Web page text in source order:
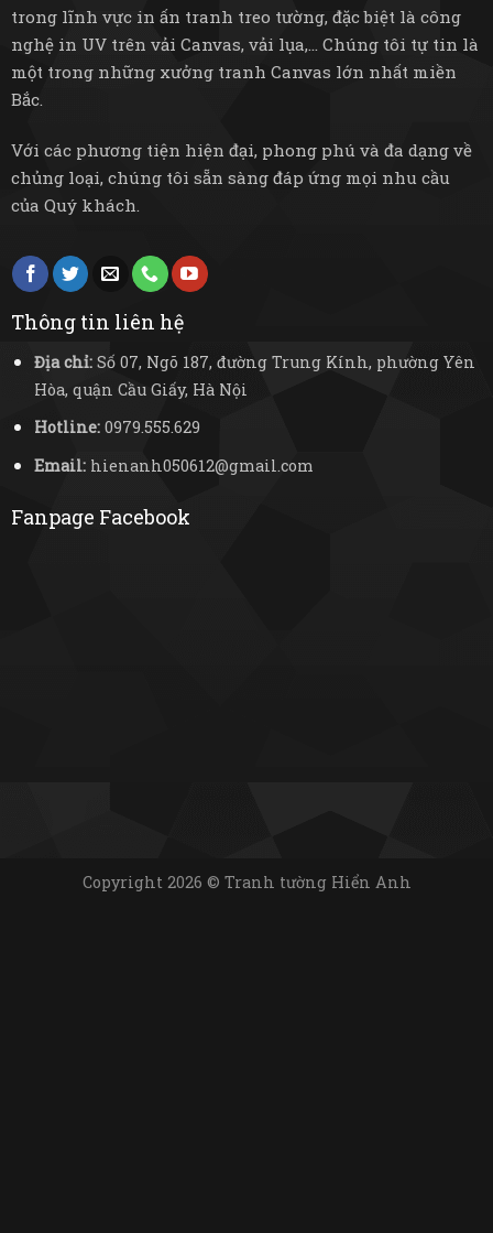
trong lĩnh vực in ấn tranh treo tường, đặc biệt là công
nghệ in UV trên vải Canvas, vải lụa,... Chúng tôi tự tin là
một trong những xưởng tranh Canvas lớn nhất miền
Bắc.
Với các phương tiện hiện đại, phong phú và đa dạng về
chủng loại, chúng tôi sẵn sàng đáp ứng mọi nhu cầu
của Quý khách.
Thông tin liên hệ
Địa chỉ:Số 07, Ngõ 187, đường Trung Kính, phường Yên
Hòa, quận Cầu Giấy, Hà Nội
Hotline:0979.555.629
Email:hienanh050612@gmail.com
Fanpage Facebook
Copyright 2026 © Tranh tường Hiển Anh